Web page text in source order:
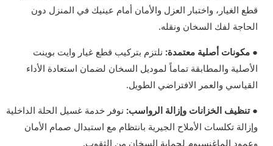
قطع الغيار، واختبار العزل والأمان أمام عينيك في المنزل دون
الحاجة لفك السخان ونقله.
● مكونات أصلية معتمدة: نلتزم بتركيب قطع غيار وايت بوينت
الأصلية والمطابقة تماماً لموديل السخان لضمان استعادة الأداء
القياسي والعمر الافتراضي الطويل.
● تنظيف الخزانات وإزالة الرواسب: نوفر خدمة غسيل الحلة الداخلية
وإزالة تكلسات الأملاح الجيرية بانتظام مع استبدال صمام الأمان
وعمود الماغنسيوم لحماية السخان من الثقوب.